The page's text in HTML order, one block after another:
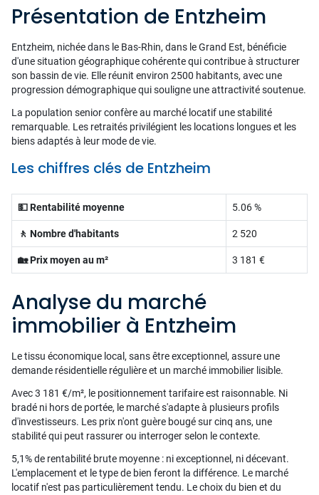
Présentation de Entzheim
Entzheim, nichée dans le Bas-Rhin, dans le Grand Est, bénéficie
d'une situation géographique cohérente qui contribue à structurer
son bassin de vie. Elle réunit environ 2500 habitants, avec une
progression démographique qui souligne une attractivité soutenue.
La population senior confère au marché locatif une stabilité
remarquable. Les retraités privilégient les locations longues et les
biens adaptés à leur mode de vie.
Les chiffres clés de Entzheim
💵 Rentabilité moyenne 5.06 %
🚶 Nombre d'habitants 2 520
🏡 Prix moyen au m² 3 181 €
Analyse du marché
immobilier à Entzheim
Le tissu économique local, sans être exceptionnel, assure une
demande résidentielle régulière et un marché immobilier lisible.
Avec 3 181 €/m², le positionnement tarifaire est raisonnable. Ni
bradé ni hors de portée, le marché s'adapte à plusieurs profils
d'investisseurs. Les prix n'ont guère bougé sur cinq ans, une
stabilité qui peut rassurer ou interroger selon le contexte.
5,1% de rentabilité brute moyenne : ni exceptionnel, ni décevant.
L'emplacement et le type de bien feront la différence. Le marché
locatif n'est pas particulièrement tendu. Le choix du bien et du